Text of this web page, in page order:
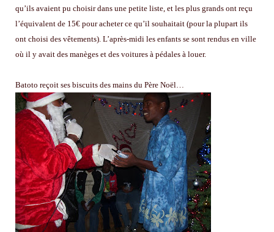
qu’ils avaient pu choisir dans une petite liste, et les plus grands ont reçu
l’équivalent de 15€ pour acheter ce qu’il souhaitait (pour la plupart ils
ont choisi des vêtements). L’après-midi les enfants se sont rendus en ville
où il y avait des manèges et des voitures à pédales à louer.
Batoto reçoit ses biscuits des mains du Père Noël…